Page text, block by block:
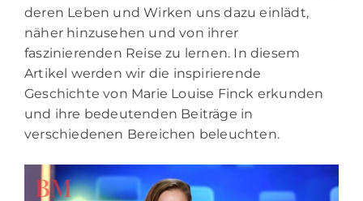
deren Leben und Wirken uns dazu einlädt,
näher hinzusehen und von ihrer
faszinierenden Reise zu lernen. In diesem
Artikel werden wir die inspirierende
Geschichte von Marie Louise Finck erkunden
und ihre bedeutenden Beiträge in
verschiedenen Bereichen beleuchten.